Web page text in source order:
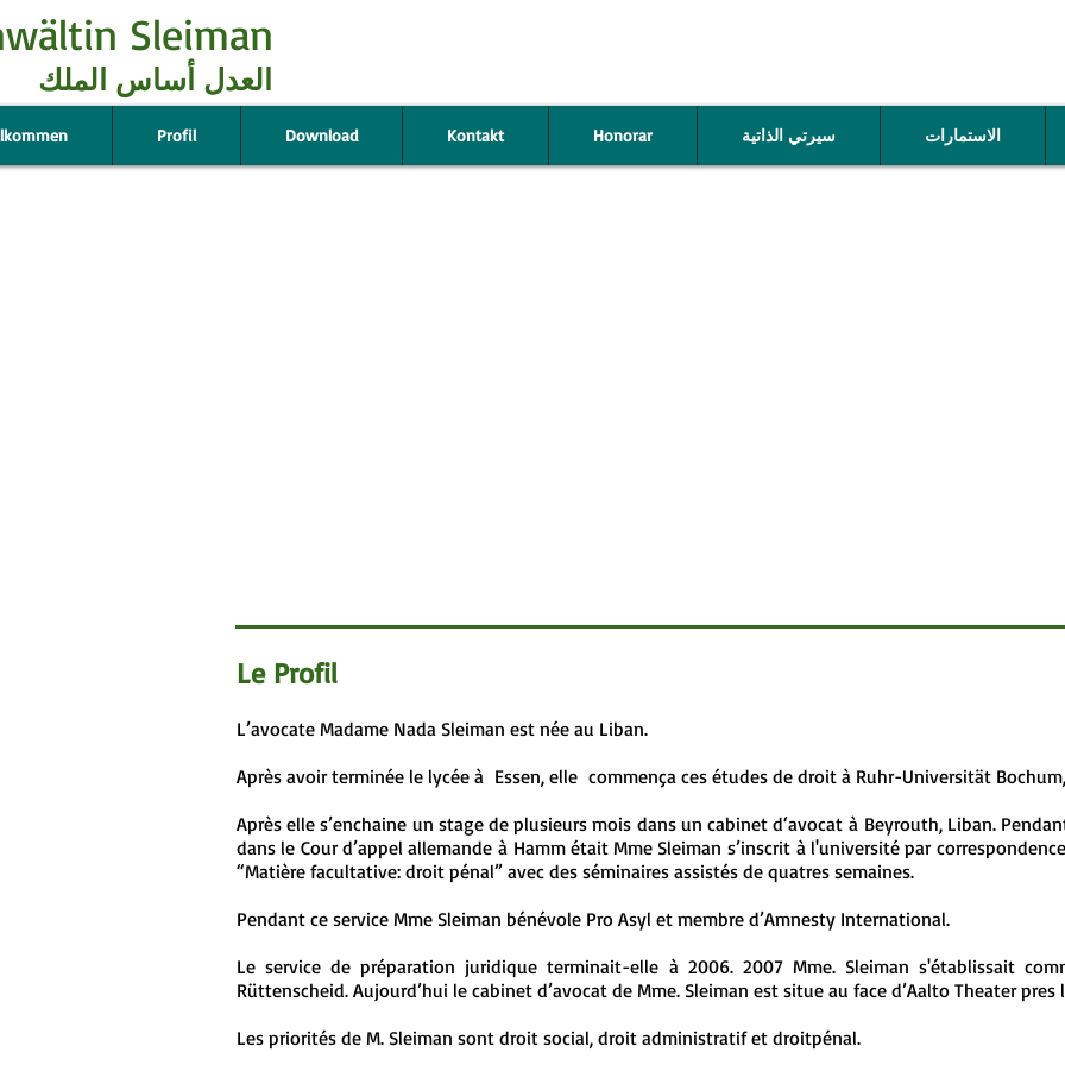
Sleiman
ا​لعدل أساس الملك​
Profil Download Kontakt Honorar سيرتي الذاتية الاستمارات
Le Profil
L’avocate Madame Nada Sleiman est née au Liban.
Après avoir terminée le lycée à Essen, elle commença ces études de droit à Ruhr-Universität
Après elle s’enchaine un stage de plusieurs mois dans un cabinet d‘avocat à Beyrouth, Liban.
dans le Cour d’appel allemande à Hamm était Mme Sleiman s’inscrit à l'université par
“Matière facultative: droit pénal” avec des séminaires assistés de quatres semaines.
Pendant ce service Mme Sleiman bénévole Pro Asyl et membre d’Amnesty International.
Le service de préparation juridique terminait-elle à 2006. 2007 Mme. Sleiman s'établissait
Rüttenscheid. Aujourd’hui le cabinet d’avocat de Mme. Sleiman est situe au face d’Aalto Theater pres
Les priorités de M. Sleiman sont droit social, droit administratif et droitpénal.